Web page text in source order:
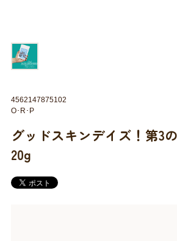
グッドスキンデイズ！第3
20g
4562147875102
O･R･P